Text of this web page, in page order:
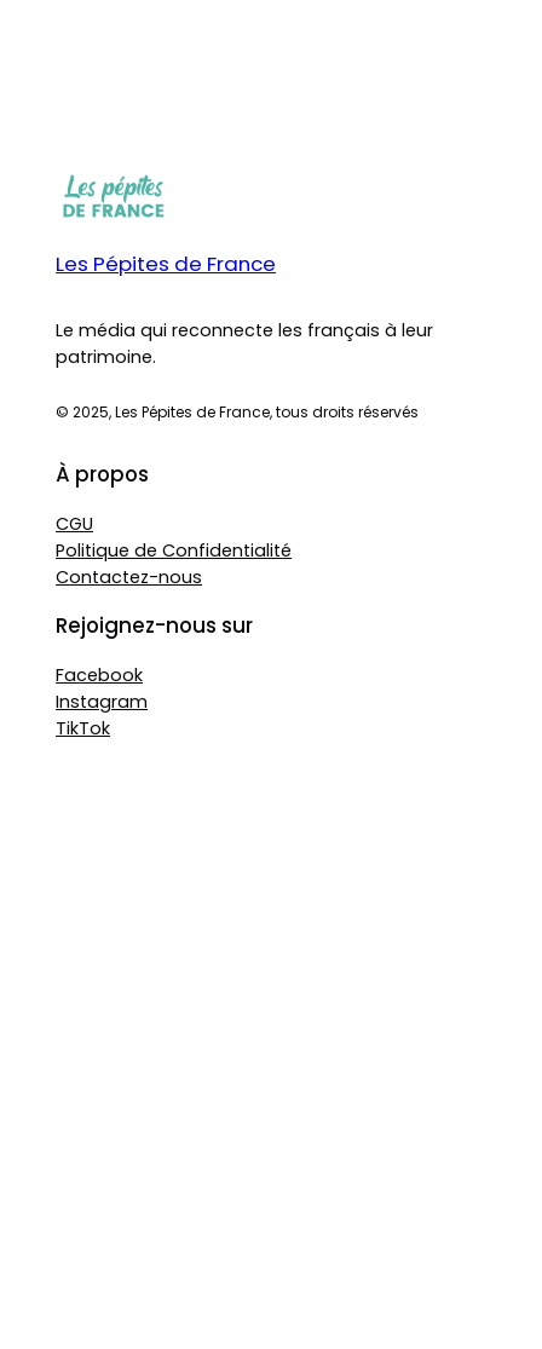
Les Pépites de France
Le média qui reconnecte les français à leur
patrimoine.
© 2025, Les Pépites de France, tous droits réservés
À propos
CGU
Politique de Confidentialité
Contactez-nous
Rejoignez-nous sur
Facebook
Instagram
TikTok